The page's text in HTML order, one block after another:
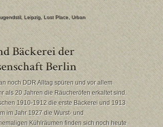
, Leipzig,Lost Place,Urban
noch DDR Alltag spüren und vor allem
als 20 Jahren die Räucheröfen erkaltet sind.
1910-1912 die erste Bäckerei und 1913
im Jahr 1927 die Wurst- und
Kühlräumen finden sich noch heute